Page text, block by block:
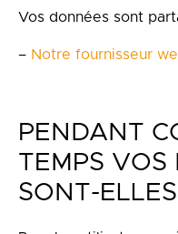
Vos données sont
– Notre fournisseur
PENDANT
TEMPS VOS
SONT-